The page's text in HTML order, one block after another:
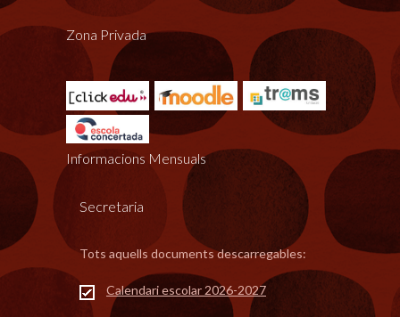
Zona Privada
Informacions Mensuals
Secretaria
Tots aquells documents descarregables:
Calendari escolar 2026-2027